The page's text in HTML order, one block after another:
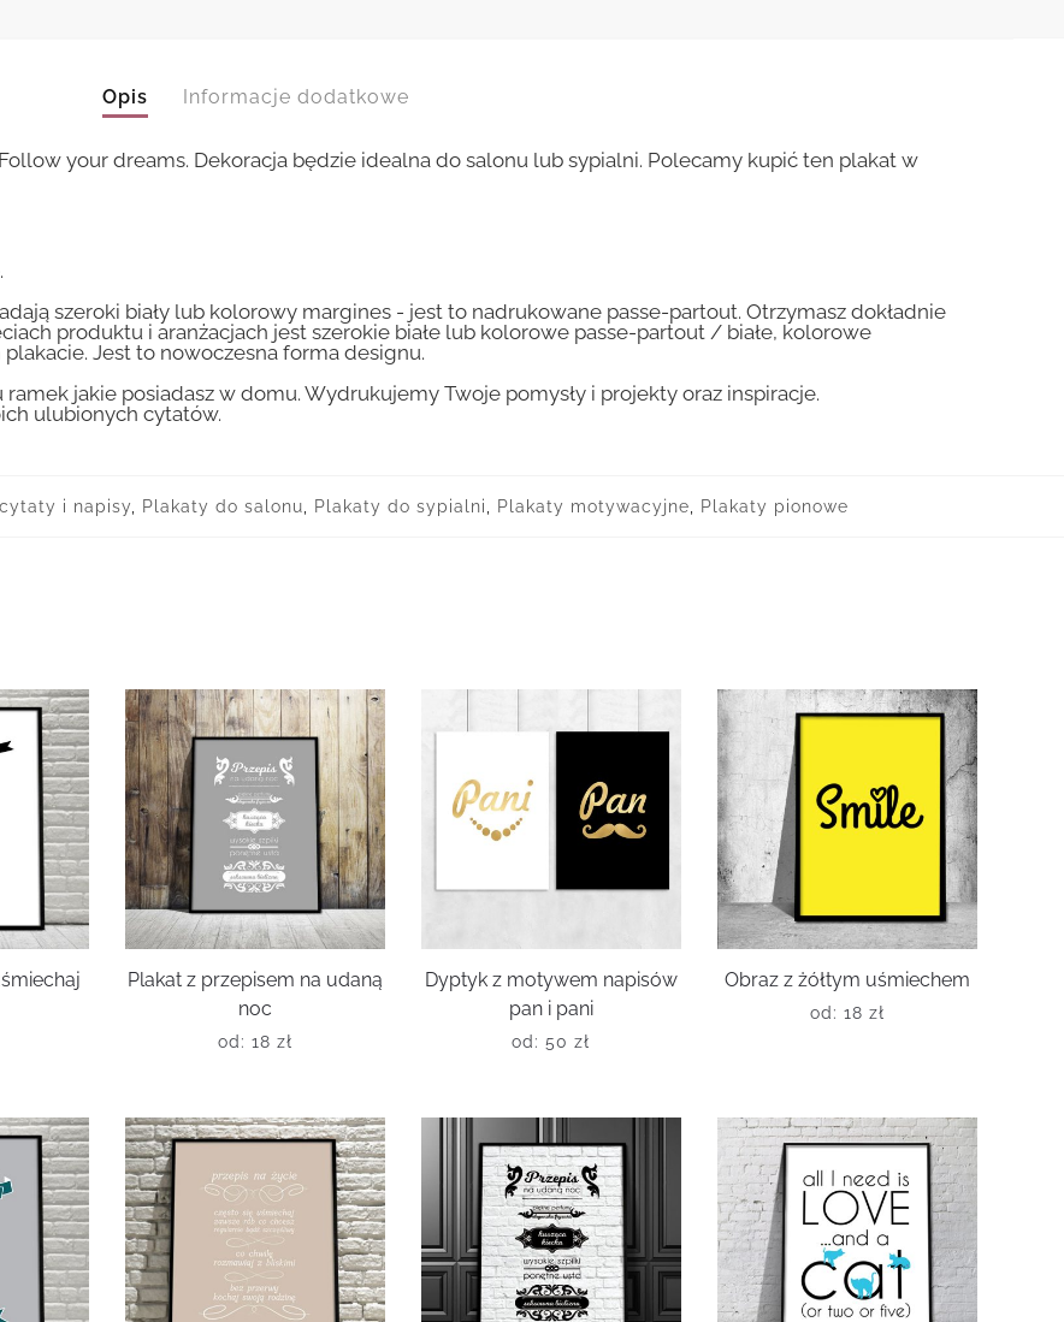
Opis Informacje dodatkowe
your dreams. Dekoracja będzie idealna do salonu lub sypialni. Polecamy kupić ten plakat w
szeroki biały lub kolorowy margines - jest to nadrukowane passe-partout. Otrzymasz dokładnie
produktu i aranżacjach jest szerokie białe lub kolorowe passe-partout / białe, kolorowe
Jest to nowoczesna forma designu.
jakie posiadasz w domu. Wydrukujemy Twoje pomysły i projekty oraz inspiracje.
ulubionych cytatów.
i napisy Plakaty do salonu Plakaty do sypialni Plakaty motywacyjne Plakaty pionowe
Plakat z przepisem na udaną
noc
od: 18 zł
Dyptyk z motywem napisów
pan i pani
od:50zł
Obraz z żółtym uśmiechem
od: 18 zł